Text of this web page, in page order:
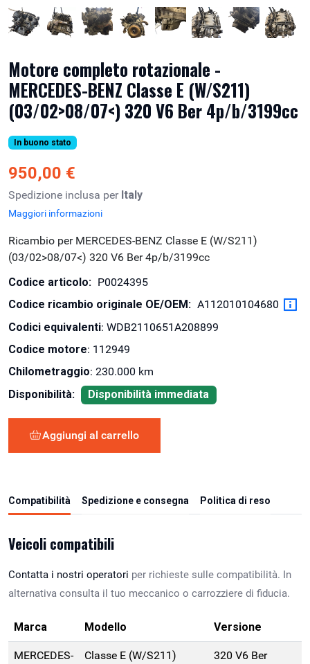
Motore completo rotazionale -
MERCEDES-BENZ Classe E (W/S211)
(03/02>08/07<) 320 V6 Ber 4p/b/3199cc
In buono stato
950,00 €
Spedizione inclusa per Italy
Maggiori informazioni
Ricambio per MERCEDES-BENZ Classe E (W/S211)
(03/02>08/07<) 320 V6 Ber 4p/b/3199cc
Codice articolo: P0024395
Codice ricambio originale OE/OEM: A112010104680
Codici equivalenti: WDB2110651A208899
Codice motore: 112949
Chilometraggio: 230.000 km
Disponibilità:
Disponibilità immediata
Aggiungi al carrello
Compatibilità Spedizione e consegna Politica di reso
Veicoli compatibili
Contatta i nostri operatori per richieste sulle compatibilità. In
alternativa consulta il tuo meccanico o carrozziere di fiducia.
Marca Modello Versione
MERCEDES-
Classe E (W/S211)
320 V6 Ber